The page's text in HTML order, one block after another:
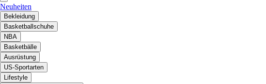
Neuheiten
Bekleidung
Basketballschuhe
NBA
Basketbälle
Ausrüstung
US-Sportarten
Lifestyle